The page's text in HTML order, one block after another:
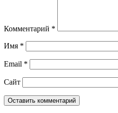
Комментарий *
Имя *
Email *
Сайт